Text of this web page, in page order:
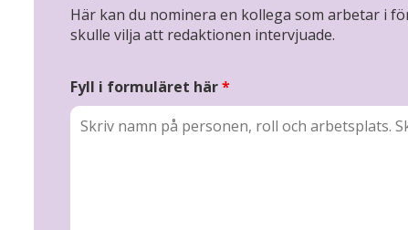
Här kan du nominera en kollega som arbetar i
skulle vilja att redaktionen intervjuade.
Fyll i formuläret här*